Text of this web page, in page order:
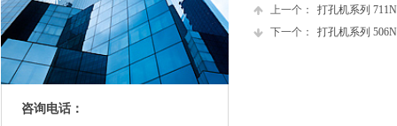
上一个：
打孔机系列
下一个：
打孔机系列
咨询电话：